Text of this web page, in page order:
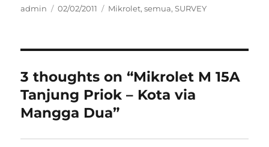
Author
admin
Posted
02/02/2011 Categories
Mikrolet,semua,SURVEY
3 thoughts on “Mikrolet M 15A
Tanjung Priok – Kota via
Mangga Dua”